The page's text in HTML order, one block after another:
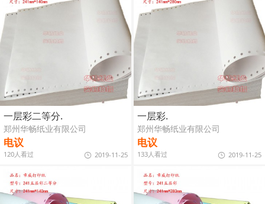
一层彩二等分.
郑州华畅纸业有限公司
电议
120人看过 2019-11-25
一层彩.
郑州华畅纸业有限公司
电议
133人看过 2019-11-25